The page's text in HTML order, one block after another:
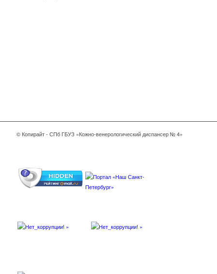
© Копирайт - СПб ГБУЗ «Кожно-венерологический диспансер № 4»